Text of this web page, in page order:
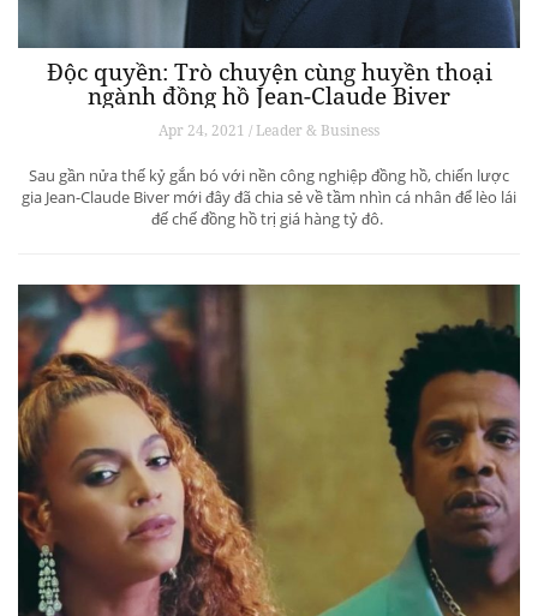
Độc quyền: Trò chuyện cùng huyền thoại
ngành đồng hồ Jean-Claude Biver
Apr 24, 2021 / Leader & Business
Sau gần nửa thế kỷ gắn bó với nền công nghiệp đồng hồ, chiến lược
gia Jean-Claude Biver mới đây đã chia sẻ về tầm nhìn cá nhân để lèo lái
đế chế đồng hồ trị giá hàng tỷ đô.